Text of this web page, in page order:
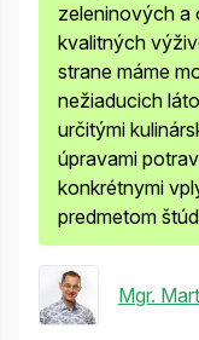
zeleninových a
kvalitných
strane máme
nežiaducich
určitými
úpravami
konkrétnymi
predmetom
Mgr.